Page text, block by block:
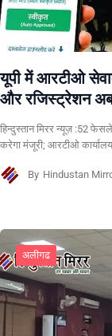
यूपी में आरटीओ
और रजिस्ट्रेशन
हिन्दुस्तान मिरर न्यूज़ :52
करेगा मंजूरी; आरटीओ
By Hindustan
अलीगढ